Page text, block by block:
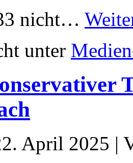
nicht…
unter
April 2025 |